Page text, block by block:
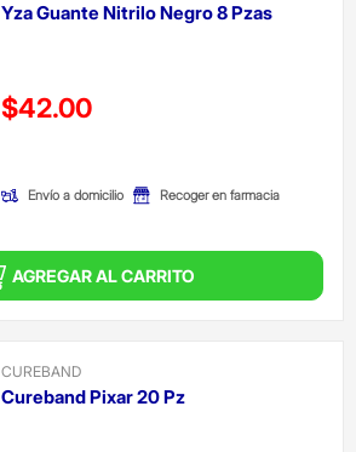
Yza Guante Nitrilo Negro 8 Pzas
Precio reducido de
$42.00
Envío a domicilio Recoger en farmacia
AGREGAR AL CARRITO
CUREBAND
Cureband Pixar 20 Pz